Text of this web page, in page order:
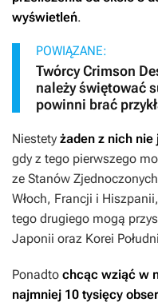
wyświetleń.
POWIĄZANE:
Twórcy Crimson
należy świętować
powinni brać
Niestety żaden z nich
gdy z tego pierwszego
ze Stanów
Włoch, Francji i
tego drugiego mogą
Japonii oraz Korei
Ponadto chcąc wziąć w
najmniej 10 tysięcy